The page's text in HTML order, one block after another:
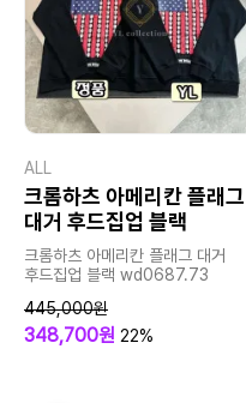
ALL
크롬하츠 아메리칸 플래그
대거 후드집업 블랙
크롬하츠 아메리칸 플래그 대거
후드집업 블랙 wd0687.73
445,000원
348,700원 22%